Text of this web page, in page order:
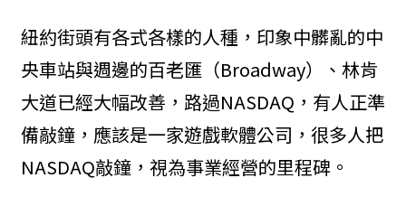
紐約街頭有各式各樣的人種，印象中髒亂的中
央車站與週邊的百老匯（Broadway）、林肯
大道已經大幅改善，路過NASDAQ，有人正準
備敲鐘，應該是一家遊戲軟體公司，很多人把
NASDAQ敲鐘，視為事業經營的里程碑。